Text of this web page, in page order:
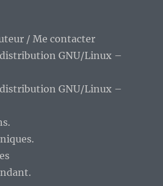
/ Me contacter
GNU/Linux –
GNU/Linux –